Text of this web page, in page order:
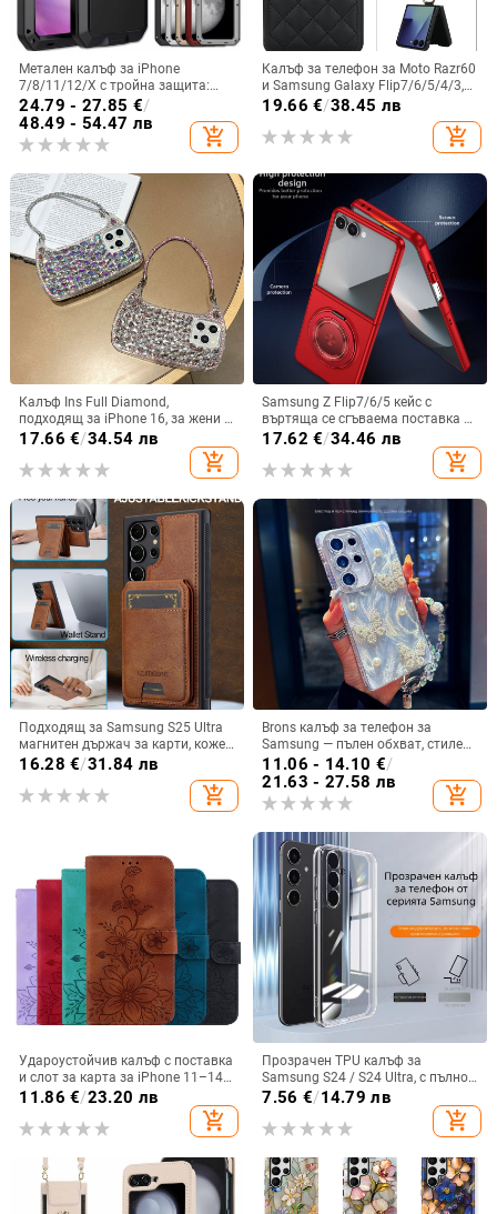
Метален калъф за iPhone
7/8/11/12/X с тройна защита:
удароустойчив, прахоустойчив и
запечатан
24.79 - 27.85 €/
48.49 - 54.47 лв
add_shopping_cart
Калъф за телефон за Moto Razr60
и Samsung Galaxy Flip7/6/5/4/3,
сгъваем с пръстен, защита от
изпускане, минималистичен PU
кожен калъф, ръчна изработка
19.66 €/38.45 лв
add_shopping_cart
Калъф Ins Full Diamond,
подходящ за iPhone 16, за жени с
14-инчова личност, огледална
рамка с 13 големи отвора и
електролитно покритие, с
17.66 €/34.54 лв
add_shopping_cart
Samsung Z Flip7/6/5 кейс с
въртяща се сгъваема поставка и
магнитна скоба, 360° въртене,
поликарбонатен корпус
17.62 €/34.46 лв
add_shopping_cart
Подходящ за Samsung S25 Ultra
магнитен държач за карти, кожен
калъф S24Plus, защитен калъф,
разделен на части, калъф за
мобилен телефон Samsung
16.28 €/31.84 лв
add_shopping_cart
Brons калъф за телефон за
Samsung — пълен обхват, стилен
и креативен дизайн, TPU
материал, удароустойчив
11.06 - 14.10 €/
21.63 - 27.58 лв
add_shopping_cart
Удароустойчив калъф с поставка
и слот за карта за iPhone 11–14
Pro Max, изкуствена кожа,
11.86 €/23.20 лв
add_shopping_cart
Прозрачен TPU калъф за
Samsung S24 / S24 Ultra, с пълно
покритие и защита на камерата
7.56 €/14.79 лв
add_shopping_cart